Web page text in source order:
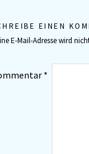
EINEN
E-Mail-Adresse wird
*